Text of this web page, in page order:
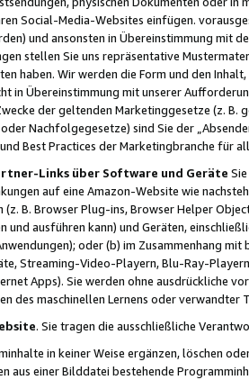
Social-Media-Websites einfügen.
und ansonsten in Übereinstimmung mit
stellen Sie uns repräsentative
haben. Wir werden die Form und den
in Übereinstimmung mit unserer
der geltenden Marketinggesetze (z. B.
Nachfolgegesetze) sind Sie der
Best Practices der Marketingbranche für
Links über Software und Geräte
auf eine Amazon-Website wie
B. Browser Plug-ins, Browser Helper
und ausführen kann) und Geräten,
oder (b) im Zusammenhang
Streaming-Video-Playern, Blu-Ray-
Apps). Sie werden ohne ausdrückliche
des maschinellen Lernens oder
. Sie tragen die ausschließliche
in keiner Weise ergänzen, löschen
aus einer Bilddatei bestehende